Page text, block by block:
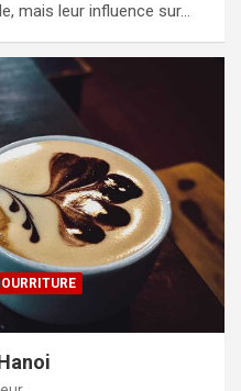
mais leur influence sur…